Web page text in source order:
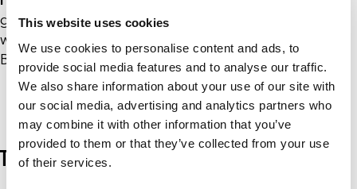
This website uses cookies
We use cookies to personalise content and ads, to
provide social media features and to analyse our traffic.
We also share information about your use of our site with
our social media, advertising and analytics partners who
may combine it with other information that you’ve
provided to them or that they’ve collected from your use
of their services.
gedachte und gelebte digitale wie analoge Kanäle
werden zu einem einheitlichen End-to-End-
Beratungserlebnis verschmolzen.
TRENDS AUF PRODUKTSEITE